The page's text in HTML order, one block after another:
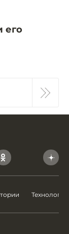
его
Технологии